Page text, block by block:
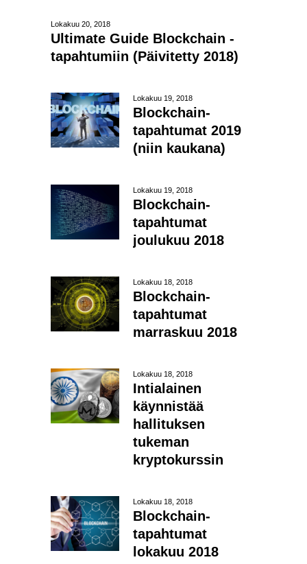
Lokakuu 20, 2018
Ultimate Guide Blockchain -
tapahtumiin (Päivitetty 2018)
Lokakuu 19, 2018
Blockchain-
tapahtumat 2019
(niin kaukana)
Lokakuu 19, 2018
Blockchain-
tapahtumat
joulukuu 2018
Lokakuu 18, 2018
Blockchain-
tapahtumat
marraskuu 2018
Lokakuu 18, 2018
Intialainen
käynnistää
hallituksen
tukeman
kryptokurssin
Lokakuu 18, 2018
Blockchain-
tapahtumat
lokakuu 2018